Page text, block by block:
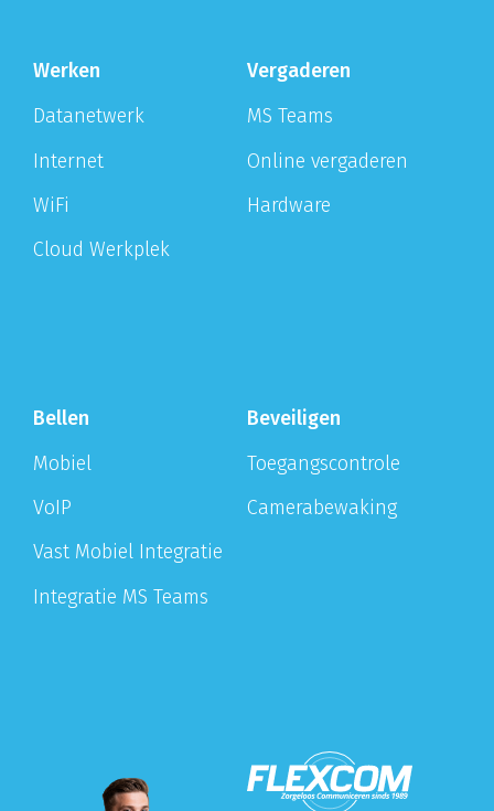
Werken
Datanetwerk
Internet
WiFi
Cloud Werkplek
Vergaderen
MS Teams
Online vergaderen
Hardware
Bellen
Mobiel
VoIP
Vast Mobiel Integratie
Integratie MS Teams
Beveiligen
Toegangscontrole
Camerabewaking